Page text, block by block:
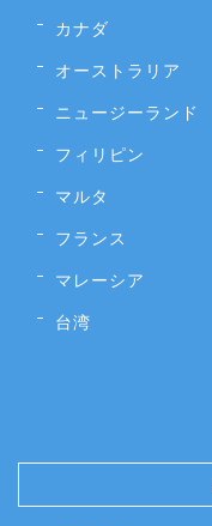
カナダ
オーストラリア
ニュージーランド
フィリピン
マルタ
フランス
マレーシア
台湾